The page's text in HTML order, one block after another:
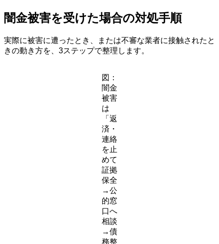
闇金被害を受けた場合の対処手順
実際に被害に遭ったとき、または不審な業者に接触されたと
きの動き方を、3ステップで整理します。
図：
闇金
被害
は
「返
済・
連絡
を止
めて
証拠
保全
→公
的窓
口へ
相談
→債
務整